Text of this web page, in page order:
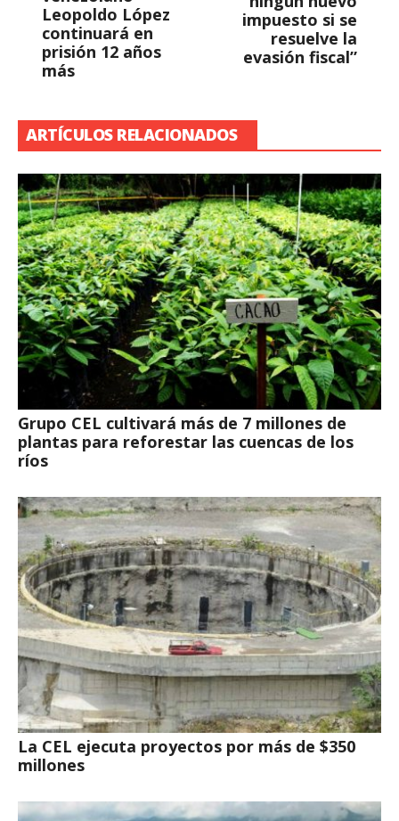
Leopoldo López
continuará en
prisión 12 años
más
impuesto si se
resuelve la
evasión fiscal”
ARTÍCULOS RELACIONADOS
Grupo CEL cultivará más de 7 millones de
plantas para reforestar las cuencas de los
ríos
La CEL ejecuta proyectos por más de $350
millones